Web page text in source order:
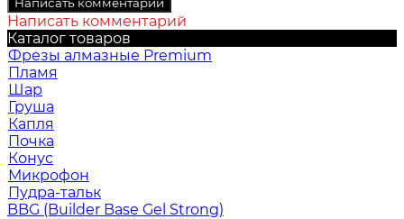
Написать комментарий
Каталог товаров
Фрезы алмазные Premium
Пламя
Шар
Груша
Капля
Почка
Конус
Микрофон
Пудра-тальк
BBG (Builder Base Gel Strong)